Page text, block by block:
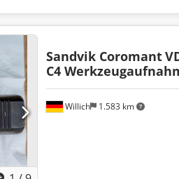
Willich 1.583 km
Sandvik Coromant
C4